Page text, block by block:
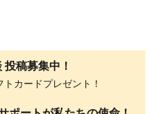
稿募集中！
カードプレゼント！